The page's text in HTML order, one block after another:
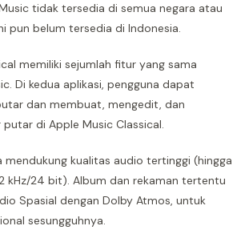
tidak tersedia di semua negara atau
pun belum tersedia di Indonesia.
memiliki sejumlah fitur yang sama
Di kedua aplikasi, pengguna dapat
dan membuat, mengedit, dan
di Apple Music Classical.
mendukung kualitas audio tertinggi (hingga
kHz/24 bit). Album dan rekaman tertentu
Spasial dengan Dolby Atmos, untuk
sesungguhnya.